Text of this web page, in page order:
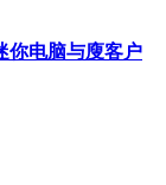
你电脑与廋客户